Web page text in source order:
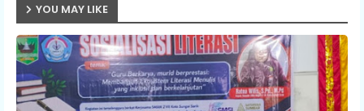
YOU MAY LIKE